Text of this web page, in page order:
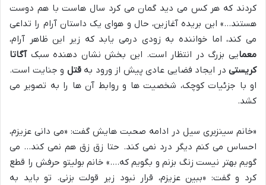
کردند که هر کس می دید گمان می کرد سال هاست با هم دوست
هستند…» این بریده آغازین، حال و هوای یک داستان آرام را تداعی
می کند، اما خواننده به زودی درمی یابد که زیر این ظاهر آرام،
معمایی بزرگ در انتظار است. این بخش نشان دهنده سبکآگاتا
کریستی در ایجاد فضایی عادی پیش از ورود بهقتل و جنایت است.
او با جزئیات کوچک، شخصیت ها و روابط آن ها را به تصویر می
کشد.
«خانم سینزبری سیل در ادامه صحبت هایش گفت: «می دانی عزیزم،
احساس می کنم دیگر درد نمی کند. حتا زق زق هم نمی کند… می
گویم بهتر نیست زنگ بزنم و بگویم که….» خانم بولیتو حرفش را قطع
کرد و گفت: «ببین عزیزم، قرار نبود زیر قولت بزنی. تو باید به